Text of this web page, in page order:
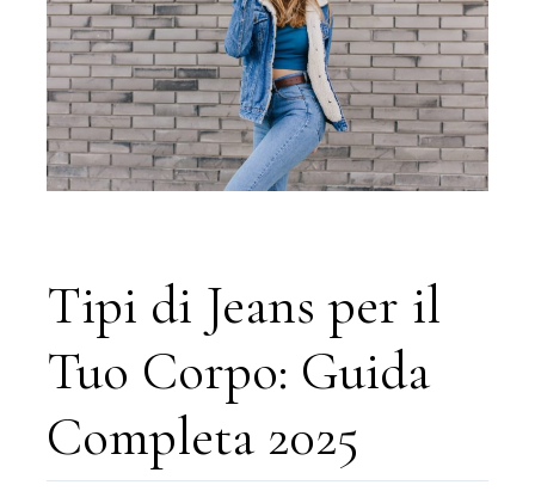
Tipi di Jeans per il
Tuo Corpo: Guida
Completa 2025